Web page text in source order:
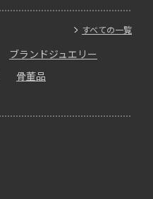
すべての一覧
ブランドジュエリー
骨董品